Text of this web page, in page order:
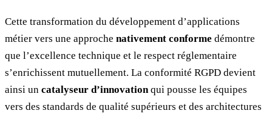
Cette transformation du développement d’applications
métier vers une approche nativement conforme démontre
que l’excellence technique et le respect réglementaire
s’enrichissent mutuellement. La conformité RGPD devient
ainsi un catalyseur d’innovation qui pousse les équipes
vers des standards de qualité supérieurs et des architectures